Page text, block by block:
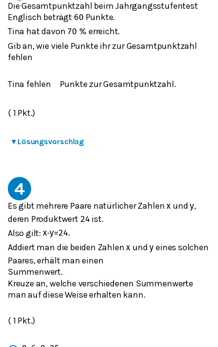
Die Gesamtpunktzahl beim Jahrgangsstufentest
Englisch beträgt 60 Punkte.
Tina hat davon 70 % erreicht.
Gib an, wie viele Punkte ihr zur Gesamtpunktzahl
fehlen
Tina fehlen Punkte zur Gesamtpunktzahl.
( 1 Pkt.)
▾ Lösungsvorschlag
4
Es gibt mehrere Paare natürlicher Zahlenx undy,
deren Produktwert 24 ist.
Also gilt: x⋅y=24.
Addiert man die beiden Zahlenx undy eines solchen
Paares, erhält man einen
Summenwert.
Kreuze an, welche verschiedenen Summenwerte
man auf diese Weise erhalten kann.
( 1 Pkt.)